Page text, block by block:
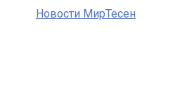
Новости МирТесен